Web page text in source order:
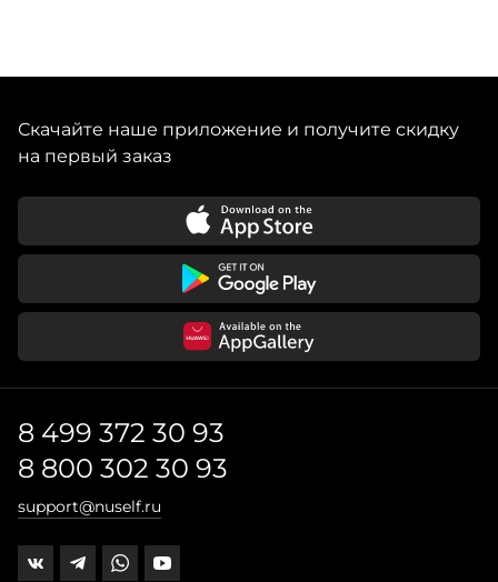
Скачайте наше приложение и получите скидку
на первый заказ
8 499 372 30 93
8 800 302 30 93
support@nuself.ru